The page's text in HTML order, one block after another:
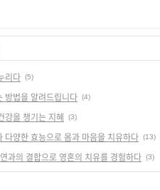
리다 (5)
방법을 알려드립니다 (4)
강을 챙기는 지혜 (3)
양한 효능으로 몸과 마음을 치유하다 (13)
과의 결합으로 영혼의 치유를 경험하다 (3)